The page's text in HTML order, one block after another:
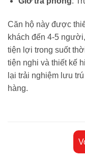
Căn hộ này được
khách đến 4-5
tiện lợi trong suốt
tiện nghi và thiết kế
lại trải nghiệm lưu
hàng.